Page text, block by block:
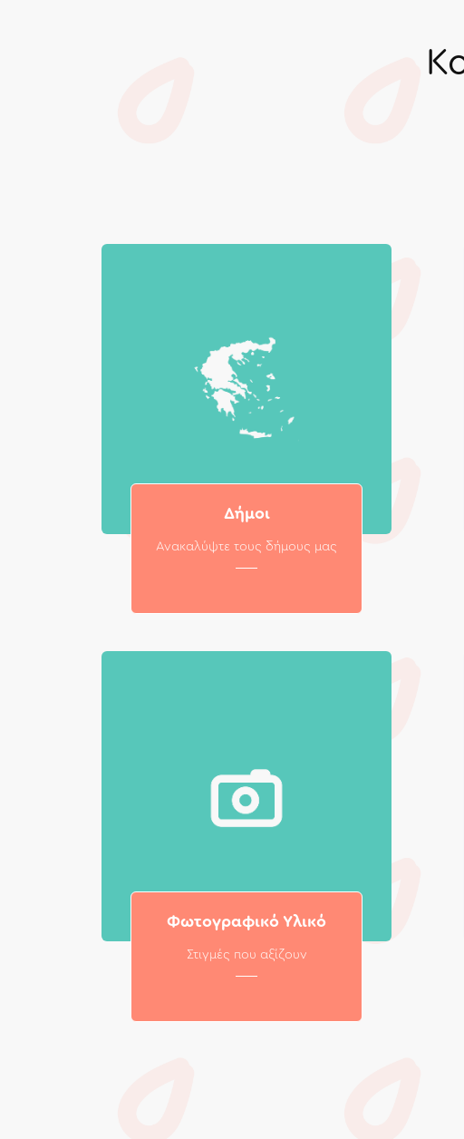
Δήμοι
Ανακαλύψτε τους δήμους μας
Φωτογραφικό Υλικό
Στιγμές που αξίζουν